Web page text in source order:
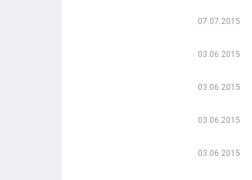
07.07.2015
03.06.2015
03.06.2015
03.06.2015
03.06.2015